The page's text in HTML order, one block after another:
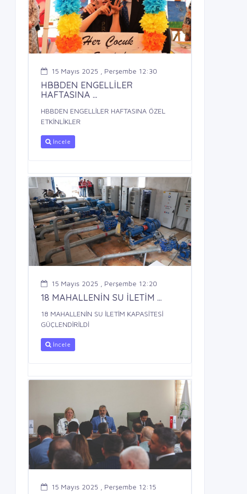
15 Mayıs 2025 , Perşembe 12:30
HBBDEN ENGELLİLER
HAFTASINA ...
HBBDEN ENGELLİLER HAFTASINA ÖZEL
ETKİNLİKLER
İncele
15 Mayıs 2025 , Perşembe 12:20
18 MAHALLENİN SU İLETİM ...
18 MAHALLENİN SU İLETİM KAPASİTESİ
GÜÇLENDİRİLDİ
İncele
15 Mayıs 2025 , Perşembe 12:15